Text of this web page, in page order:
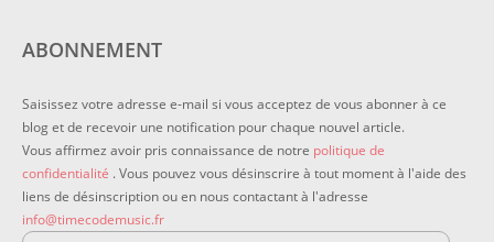
ABONNEMENT
Saisissez votre adresse e-mail si vous acceptez de vous abonner à ce
blog et de recevoir une notification pour chaque nouvel article.
Vous affirmez avoir pris connaissance de notre politique de
confidentialité . Vous pouvez vous désinscrire à tout moment à l'aide des
liens de désinscription ou en nous contactant à l'adresse
info@timecodemusic.fr